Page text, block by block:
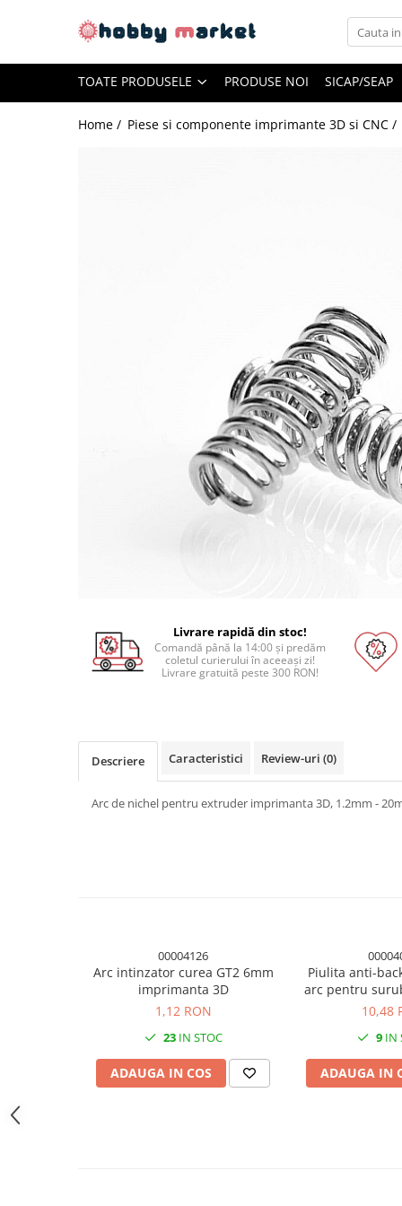
Acumulatori
Accesorii baterii si acumulatori
Arduino si ESP32
Termostate
Ecrane LCD, TFT, OLED
Variatoare turatie motoare
Surse de alimentare
TOATE PRODUSELE PRODUSE NOI SICAP/SEAP
Home / Piese si componente imprimante 3D si CNC /
Livrare rapidă din stoc!
Comandă până la 14:00 și predăm
coletul curierului în aceeași zi!
Livrare gratuită peste 300 RON!
Descriere Caracteristici Review-uri (0)
Arc de nichel pentru extruder imprimanta 3D, 1.2mm -
00004126
Arc intinzator curea GT2 6mm
imprimanta 3D
1,12 RON
23IN STOC
ADAUGA IN COS
Piulita anti-
arc pentru
pas 2mm,
10,48
9 IN
ADAUGA IN